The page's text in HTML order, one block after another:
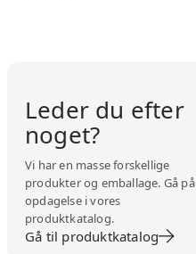
Leder du efter
noget?
Vi har en masse forskellige
produkter og emballage. Gå på
opdagelse i vores
produktkatalog.
Gå til produktkatalog